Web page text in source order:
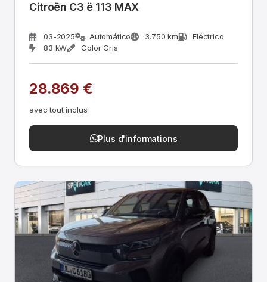
Citroën C3 ë 113 MAX
03-2025 Automático 3.750 km
Eléctrico
83 kW
Color Gris
28.869 €
avec tout inclus
Plus d'informations